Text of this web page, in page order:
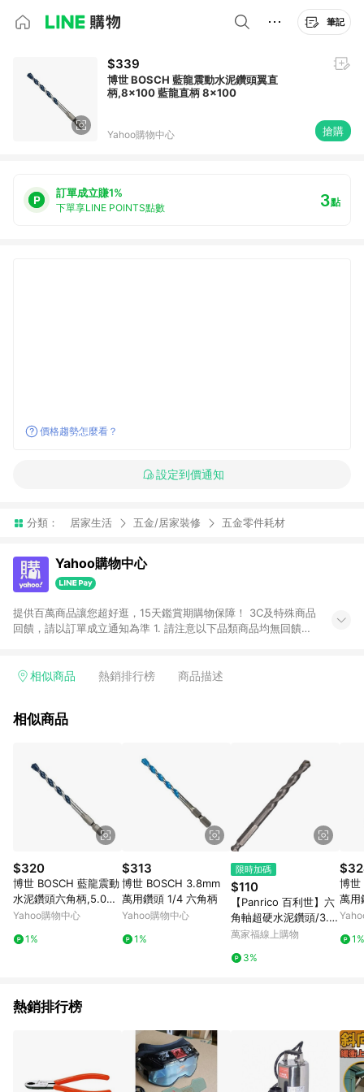
筆記
$339
博世 BOSCH 藍龍震動水泥鑽頭翼直
柄,8x100 藍龍直柄 8x100
Yahoo購物中心 搶購
訂單成立賺1%
下單享LINE POINTS點數 3點
價格趨勢怎麼看？
設定到價通知
分類： 居家生活 五金/居家裝修 五金零件耗材
Yahoo購物中心
提供百萬商品讓您超好逛，15天鑑賞期購物保障！ 3C及特殊商品
回饋，請以訂單成立通知為準 1. 請注意以下品類商品均無回饋：
電玩/遊戲/相機/單眼/鏡頭/拍立得 [2024/6/1起適用] -內接硬
的購回饋活動享Yahoo超贈點回饋者 - 購物中心商店之商品：商
價券等虛擬貨幣折抵 4. 大宗採購或批發轉賣不具回饋資格： 如
有相關事證認定您為大宗採購、批發轉賣而非最終消費使用者，
相關認定以Yahoo購物中心之認定為準
相似商品 熱銷排行榜 商品描述
相似商品
$320
博世 BOSCH 藍龍震動
水泥鑽頭六角柄,5.0x1
00 藍龍六角柄 5.0x10
Yahoo購物中心
1%
$313
博世 BOSCH 3.8mm
萬用鑽頭 1/4 六角柄
Yahoo購物中心
1%
限時加碼
$110
【Panrico 百利世】六
角軸超硬水泥鑽頭/3.2
mm(台灣製造 水泥鑽
萬家福線上購物
3%
博世
萬用
六角
1%
熱銷排行榜